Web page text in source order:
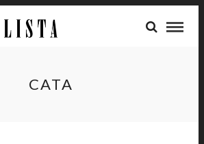
CATA